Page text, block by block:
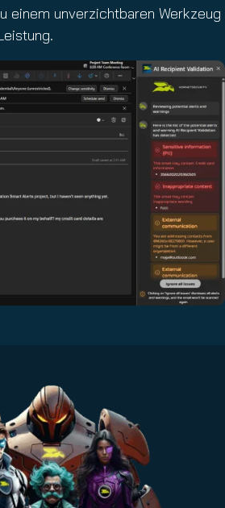
einem unverzichtbaren Werkzeug